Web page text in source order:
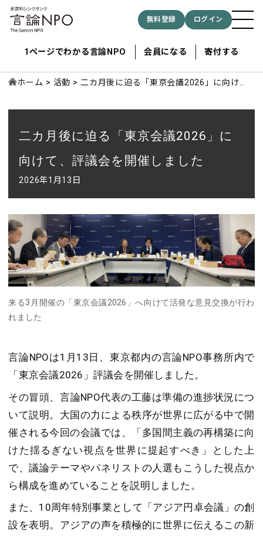
無料登録 ログイン
1ページでわかる言論NPO 会員になる 寄付する
ホーム 活動
二カ月後に迫る「東京会議2026」に向け
二カ月後に迫る「東京会議2026」に
向けて、評議会を開催しました
2026年1月13日
来る3月開催の「東京会議2026」へ向けて活発な意見交換が行わ
れました
言論NPOは1月13日、東京都内の言論NPO事務所内で
「東京会議2026」評議会を開催しました。
その冒頭、言論NPO代表の工藤は準備の進捗状況につ
いて説明。大国の力による秩序が世界に広がる中で開
催される今回の会議では、「多国間主義の再構築に向
けた揺るぎない視点を世界に提起すべき」とした上
で、議論テーマやパネリストの人選もこうした視点か
ら構成を進めていることを説明しました。
また、10周年特別事業として「アジア円卓会議」の創
設を表明。アジアの声を積極的に世界に伝えるこの新